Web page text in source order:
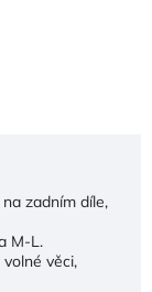
zadním díle,
M-L.
věci,